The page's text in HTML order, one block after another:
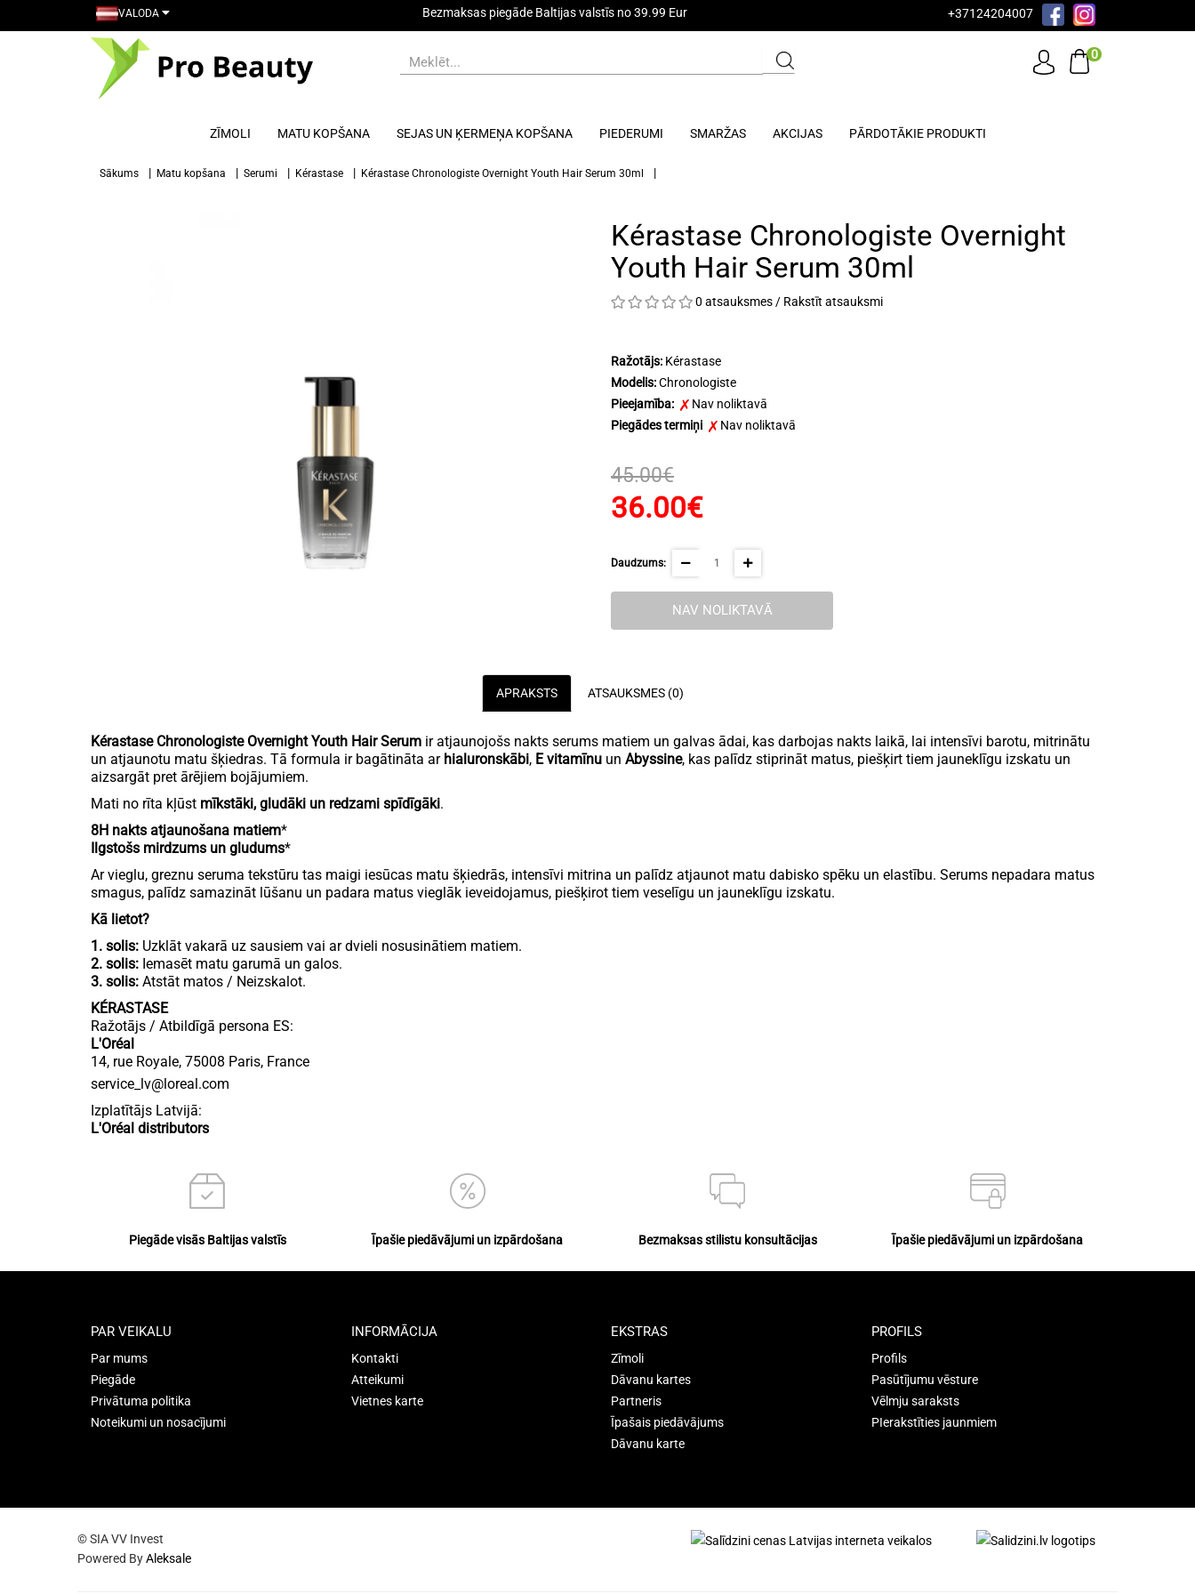
VALODA Bezmaksas piegāde Baltijas valstīs no 39.99 Eur +37124204007
0
ZĪMOLI MATU KOPŠANA SEJAS UN ĶERMEŅA KOPŠANA PIEDERUMI SMARŽAS AKCIJAS PĀRDOTĀKIE PRODUKTI
Sākums Matu kopšana Serumi Kérastase Kérastase Chronologiste Overnight Youth Hair Serum 30ml
Kérastase Chronologiste Overnight
Youth Hair Serum 30ml
0 atsauksmes / Rakstīt atsauksmi
Ražotājs: Kérastase
Modelis:Chronologiste
Pieejamība:
Nav noliktavā
Piegādes termiņi
Nav noliktavā
45.00€
36.00€
Daudzums:
NAV NOLIKTAVĀ
APRAKSTS ATSAUKSMES (0)
Kérastase Chronologiste Overnight Youth Hair Serum ir atjaunojošs nakts serums matiem un galvas ādai, kas darbojas nakts laikā, lai intensīvi barotu, mitrinātu
un atjaunotu matu šķiedras. Tā formula ir bagātināta ar hialuronskābi, E vitamīnu un Abyssine, kas palīdz stiprināt matus, piešķirt tiem jauneklīgu izskatu un
aizsargāt pret ārējiem bojājumiem.
Mati no rīta kļūst mīkstāki, gludāki un redzami spīdīgāki.
8H nakts atjaunošana matiem*
Ilgstošs mirdzums un gludums*
Ar vieglu, greznu seruma tekstūru tas maigi iesūcas matu šķiedrās, intensīvi mitrina un palīdz atjaunot matu dabisko spēku un elastību. Serums nepadara matus
smagus, palīdz samazināt lūšanu un padara matus vieglāk ieveidojamus, piešķirot tiem veselīgu un jauneklīgu izskatu.
Kā lietot?
1. solis: Uzklāt vakarā uz sausiem vai ar dvieli nosusinātiem matiem.
2. solis: Iemasēt matu garumā un galos.
3. solis: Atstāt matos / Neizskalot.
KÉRASTASE
Ražotājs / Atbildīgā persona ES:
L'Oréal
14, rue Royale, 75008 Paris, France
service_lv@loreal.com
Izplatītājs Latvijā:
L'Oréal distributors
Piegāde visās Baltijas valstīs Īpašie piedāvājumi un izpārdošana Bezmaksas stilistu konsultācijas Īpašie piedāvājumi un izpārdošana
PAR VEIKALU
Par mums
Piegāde
Privātuma politika
Noteikumi un nosacījumi
INFORMĀCIJA
Kontakti
Atteikumi
Vietnes karte
EKSTRAS
Zīmoli
Dāvanu kartes
Partneris
Īpašais piedāvājums
Dāvanu karte
PROFILS
Profils
Pasūtījumu vēsture
Vēlmju saraksts
PIerakstīties jaunmiem
© SIA VV Invest
Powered ByAleksale